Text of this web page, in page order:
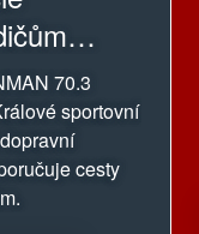
se70.3
sportovní
cesty